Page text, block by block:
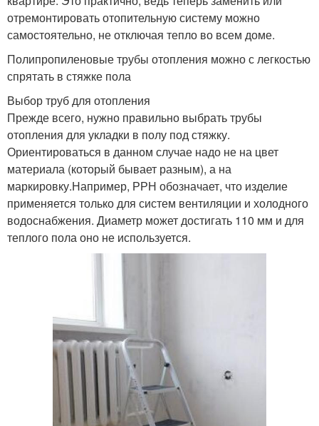
отремонтировать отопительную систему можно
самостоятельно, не отключая тепло во всем доме.
Полипропиленовые трубы отопления можно с легкостью
спрятать в стяжке пола
Выбор труб для отопления
Прежде всего, нужно правильно выбрать трубы
отопления для укладки в полу под стяжку.
Ориентироваться в данном случае надо не на цвет
материала (который бывает разным), а на
маркировку.Например, РРН обозначает, что изделие
применяется только для систем вентиляции и холодного
водоснабжения. Диаметр может достигать 110 мм и для
теплого пола оно не используется.